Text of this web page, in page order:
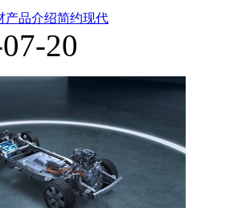
产品介绍简约现代
20